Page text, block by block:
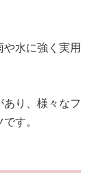
水に強く実用
り、様々なフ
す。